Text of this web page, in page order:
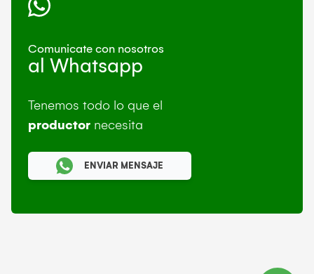
Comunicate con nosotros
al Whatsapp
Tenemos todo lo que el
productor necesita
ENVIAR MENSAJE